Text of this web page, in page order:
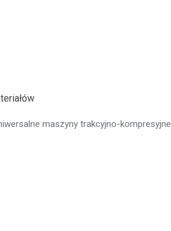
maszyny trakcyjno-kompresyjne